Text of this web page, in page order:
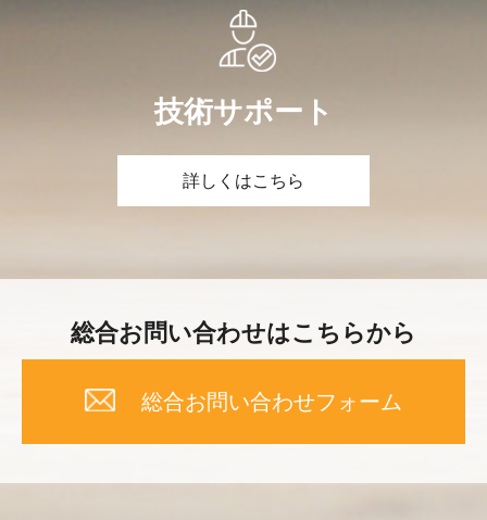
技術サポート
詳しくはこちら
総合お問い合わせはこちらから
総合お問い合わせフォーム